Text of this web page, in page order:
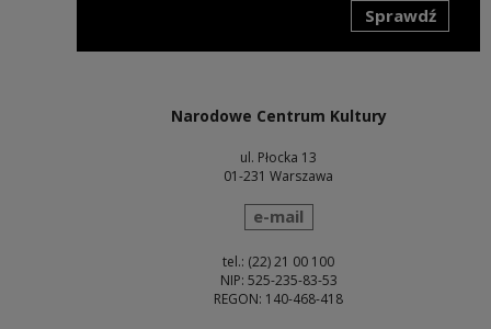
Sprawdź
Narodowe Centrum Kultury
ul. Płocka 13
01-231 Warszawa
wyślij wiadomość
e-mail
tel.: (22) 21 00 100
NIP: 525-235-83-53
REGON: 140-468-418